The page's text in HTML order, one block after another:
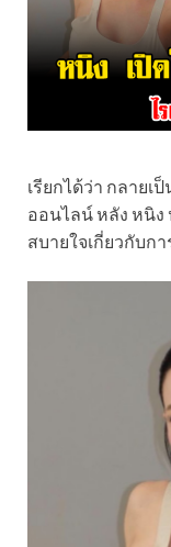
เรียกได้ว่า กลายเ
ออนไลน์ หลัง หนิ
สบายใจเกี่ยวกับก